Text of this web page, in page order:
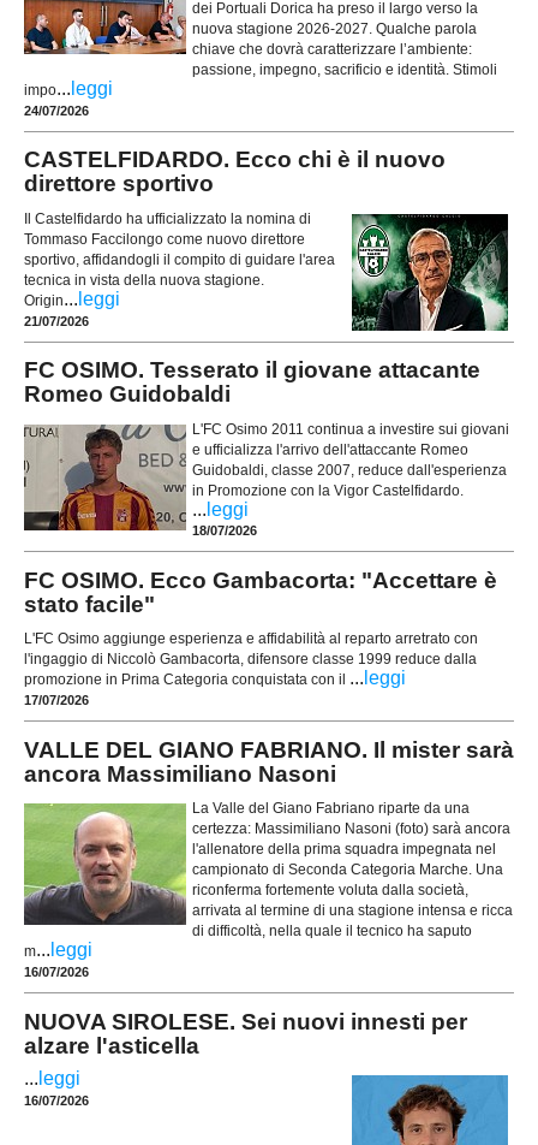
dei Portuali Dorica ha preso il largo verso la
nuova stagione 2026-2027. Qualche parola
chiave che dovrà caratterizzare l’ambiente:
passione, impegno, sacrificio e identità. Stimoli
impo... leggi
24/07/2026
CASTELFIDARDO. Ecco chi è il nuovo
direttore sportivo
Il Castelfidardo ha ufficializzato la nomina di
Tommaso Faccilongo come nuovo direttore
sportivo, affidandogli il compito di guidare l'area
tecnica in vista della nuova stagione.
Origin... leggi
21/07/2026
FC OSIMO. Tesserato il giovane attacante
Romeo Guidobaldi
L'FC Osimo 2011 continua a investire sui giovani
e ufficializza l'arrivo dell'attaccante Romeo
Guidobaldi, classe 2007, reduce dall'esperienza
in Promozione con la Vigor Castelfidardo.
... leggi
18/07/2026
FC OSIMO. Ecco Gambacorta: "Accettare è
stato facile"
L'FC Osimo aggiunge esperienza e affidabilità al reparto arretrato con
l'ingaggio di Niccolò Gambacorta, difensore classe 1999 reduce dalla
promozione in Prima Categoria conquistata con il ... leggi
17/07/2026
VALLE DEL GIANO FABRIANO. Il mister sarà
ancora Massimiliano Nasoni
La Valle del Giano Fabriano riparte da una
certezza: Massimiliano Nasoni (foto) sarà ancora
l'allenatore della prima squadra impegnata nel
campionato di Seconda Categoria Marche. Una
riconferma fortemente voluta dalla società,
arrivata al termine di una stagione intensa e ricca
di difficoltà, nella quale il tecnico ha saputo
m... leggi
16/07/2026
NUOVA SIROLESE. Sei nuovi innesti per
alzare l'asticella
... leggi
16/07/2026